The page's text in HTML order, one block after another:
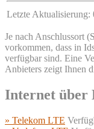
Letzte Aktualisierung:
Je nach Anschlussort
vorkommen, dass in
verfügbar sind. Eine
Anbieters zeigt Ihnen
Internet über
» Telekom LTE